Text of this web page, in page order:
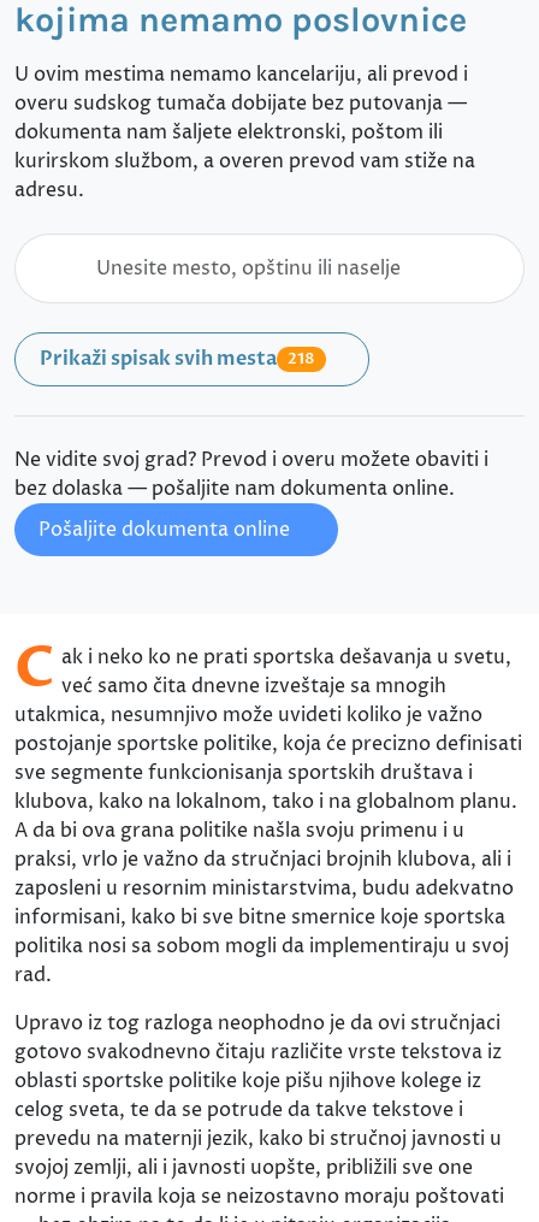
kojima nemamo poslovnice
U ovim mestima nemamo kancelariju, ali prevod i
overu sudskog tumača dobijate bez putovanja —
dokumenta nam šaljete elektronski, poštom ili
kurirskom službom, a overen prevod vam stiže na
adresu.
Prikaži spisak svih mesta 218
Ne vidite svoj grad? Prevod i overu možete obaviti i
bez dolaska — pošaljite nam dokumenta online.
Pošaljite dokumenta online
Č ak i neko ko ne prati sportska dešavanja u svetu,
već samo čita dnevne izveštaje sa mnogih
utakmica, nesumnjivo može uvideti koliko je važno
postojanje sportske politike, koja će precizno definisati
sve segmente funkcionisanja sportskih društava i
klubova, kako na lokalnom, tako i na globalnom planu.
A da bi ova grana politike našla svoju primenu i u
praksi, vrlo je važno da stručnjaci brojnih klubova, ali i
zaposleni u resornim ministarstvima, budu adekvatno
informisani, kako bi sve bitne smernice koje sportska
politika nosi sa sobom mogli da implementiraju u svoj
rad.
Upravo iz tog razloga neophodno je da ovi stručnjaci
gotovo svakodnevno čitaju različite vrste tekstova iz
oblasti sportske politike koje pišu njihove kolege iz
celog sveta, te da se potrude da takve tekstove i
prevedu na maternji jezik, kako bi stručnoj javnosti u
svojoj zemlji, ali i javnosti uopšte, približili sve one
norme i pravila koja se neizostavno moraju poštovati